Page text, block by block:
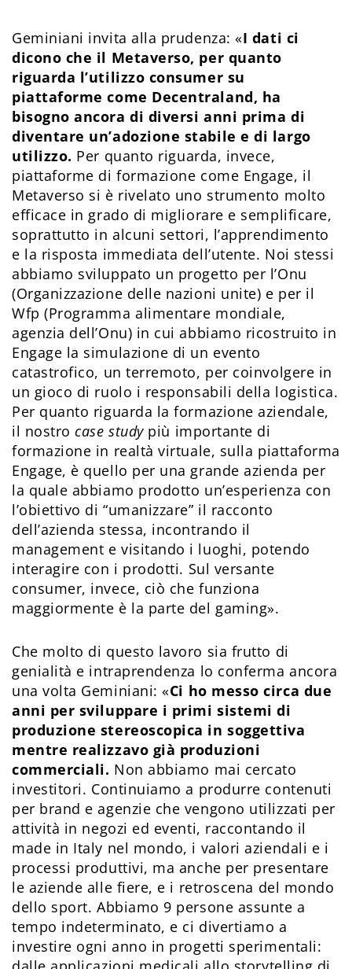
Geminiani invita alla prudenza: «I dati ci
dicono che il Metaverso, per quanto
riguarda l’utilizzo consumer su
piattaforme come Decentraland, ha
bisogno ancora di diversi anni prima di
diventare un’adozione stabile e di largo
utilizzo. Per quanto riguarda, invece,
piattaforme di formazione come Engage, il
Metaverso si è rivelato uno strumento molto
efficace in grado di migliorare e semplificare,
soprattutto in alcuni settori, l’apprendimento
e la risposta immediata dell’utente. Noi stessi
abbiamo sviluppato un progetto per l’Onu
(Organizzazione delle nazioni unite) e per il
Wfp (Programma alimentare mondiale,
agenzia dell’Onu) in cui abbiamo ricostruito in
Engage la simulazione di un evento
catastrofico, un terremoto, per coinvolgere in
un gioco di ruolo i responsabili della logistica.
Per quanto riguarda la formazione aziendale,
il nostrocase study più importante di
formazione in realtà virtuale, sulla piattaforma
Engage, è quello per una grande azienda per
la quale abbiamo prodotto un’esperienza con
l’obiettivo di “umanizzare” il racconto
dell’azienda stessa, incontrando il
management e visitando i luoghi, potendo
interagire con i prodotti. Sul versante
consumer, invece, ciò che funziona
maggiormente è la parte del gaming».
Che molto di questo lavoro sia frutto di
genialità e intraprendenza lo conferma ancora
una volta Geminiani: «Ci ho messo circa due
anni per sviluppare i primi sistemi di
produzione stereoscopica in soggettiva
mentre realizzavo già produzioni
commerciali. Non abbiamo mai cercato
investitori. Continuiamo a produrre contenuti
per brand e agenzie che vengono utilizzati per
attività in negozi ed eventi, raccontando il
made in Italy nel mondo, i valori aziendali e i
processi produttivi, ma anche per presentare
le aziende alle fiere, e i retroscena del mondo
dello sport. Abbiamo 9 persone assunte a
tempo indeterminato, e ci divertiamo a
investire ogni anno in progetti sperimentali: